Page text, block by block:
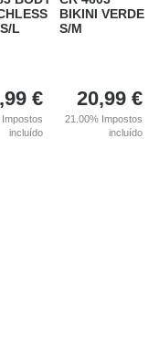
L
€
Impostos
incluído
BIKINI VERDE
S/M
20,99 €
21.00% Impostos
incluído